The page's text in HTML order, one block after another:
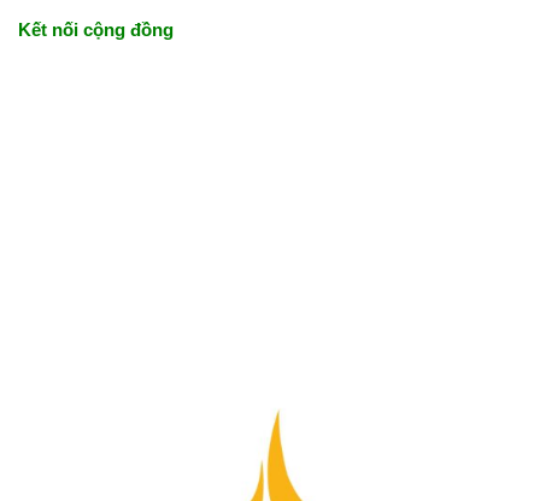
Kết nối cộng đồng